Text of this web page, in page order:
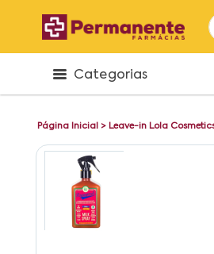
Categorias
Página Inicial > Leave-in Lola